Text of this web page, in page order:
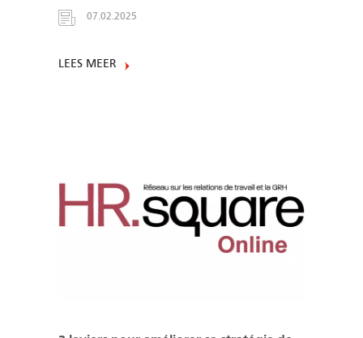
07.02.2025
LEES MEER